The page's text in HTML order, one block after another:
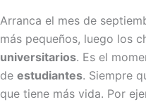
Arranca el mes de
más pequeños, luego los
universitarios. Es el
de estudiantes. Siempre
que tiene más vida. Por